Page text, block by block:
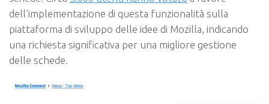
dell’implementazione di questa funzionalità sulla
piattaforma di sviluppo delle idee di Mozilla, indicando
una richiesta significativa per una migliore gestione
delle schede.